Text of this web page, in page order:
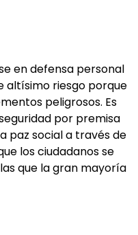
en defensa personal
altísimo riesgo porque
peligrosos. Es
por premisa
paz social a través de
los ciudadanos se
que la gran mayoría